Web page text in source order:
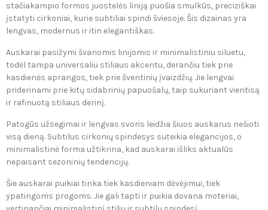
stačiakampio formos juostelės liniją puošia smulkūs, preciziškai
įstatyti cirkoniai, kurie subtiliai spindi šviesoje. Šis dizainas yra
lengvas, modernus ir itin elegantiškas.
Auskarai pasižymi švariomis linijomis ir minimalistiniu siluetu,
todėl tampa universaliu stiliaus akcentu, derančiu tiek prie
kasdienės aprangos, tiek prie šventinių įvaizdžių. Jie lengvai
priderinami prie kitų sidabrinių papuošalų, taip sukuriant vientisą
ir rafinuotą stiliaus derinį.
Patogūs užsegimai ir lengvas svoris leidžia šiuos auskarus nešioti
visą dieną. Subtilus cirkonių spindesys suteikia elegancijos, o
minimalistinė forma užtikrina, kad auskarai išliks aktualūs
nepaisant sezoninių tendencijų.
Šie auskarai puikiai tinka tiek kasdieniam dėvėjimui, tiek
ypatingoms progoms. Jie gali tapti ir puikia dovana moteriai,